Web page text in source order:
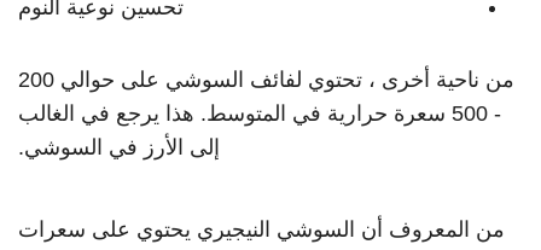
تحسين نوعية النوم
من ناحية أخرى ، تحتوي لفائف السوشي على حوالي 200
- 500 سعرة حرارية في المتوسط. هذا يرجع في الغالب
إلى الأرز في السوشي.
من المعروف أن السوشي النيجيري يحتوي على سعرات